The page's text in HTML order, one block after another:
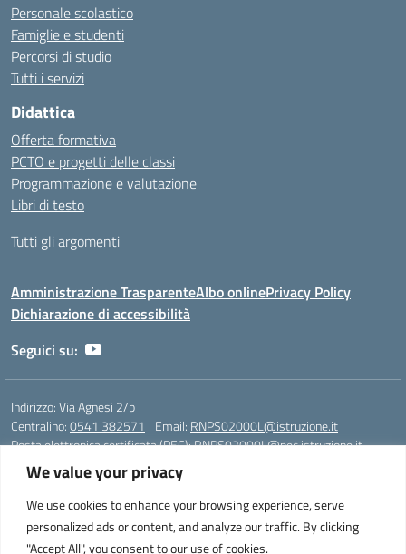
We value your privacy
We use cookies to enhance your browsing experience, serve
personalized ads or content, and analyze our traffic. By clicking
"Accept All", you consent to our use of cookies.
Personale scolastico
Famiglie e studenti
Percorsi di studio
Tutti i servizi
Didattica
Offerta formativa
PCTO e progetti delle classi
Programmazione e valutazione
Libri di testo
Tutti gli argomenti
Amministrazione TrasparenteAlbo onlinePrivacy Policy
Dichiarazione di accessibilità
Seguici su:
Indirizzo:Via Agnesi 2/b
Centralino:0541 382571 Email: RNPS02000L@istruzione.it
Posta elettronica certificata (PEC):RNPS02000L@pec.istruzione.it
Codice fiscale: 82009530401
Codice meccanografico: RNPS02000L
Liceo Scientifico e Musicale "A. Einstein" - Via Agnesi 2/b - 47923 Rimini
- Tel. +39 0541 382571 – Fax +39 0541 381636 E-mail: